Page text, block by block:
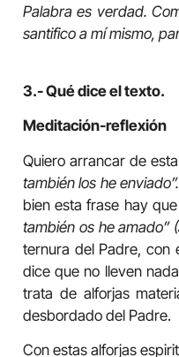
Palabra es verdad.
santifico a mí mismo,
3.- Qué dice el texto.
Meditación-reflexión
Quiero arrancar de
también los he enviado”.
bien esta frase hay
también os he amado”
ternura del Padre, con
dice que no lleven
trata de alforjas
desbordado del Padre.
Con estas alforjas